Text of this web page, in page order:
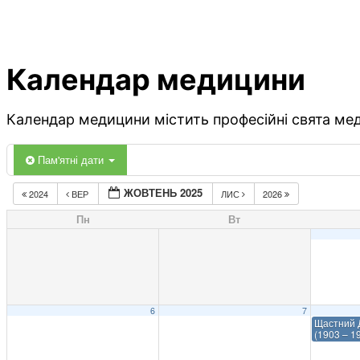
Календар медицини
Календар медицини містить професійні свята
Пам'ятні дати
2024 ВЕР ЖОВТЕНЬ 2025 ЛИС 2026
Пн Вт
6 7
Щастний
(1903 –